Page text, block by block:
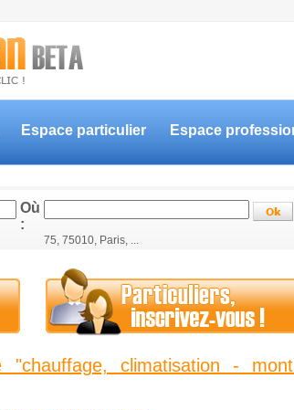
Espace particulier Espace
Où
:
75, 75010, Paris, ...
"chauffage, climatisation -